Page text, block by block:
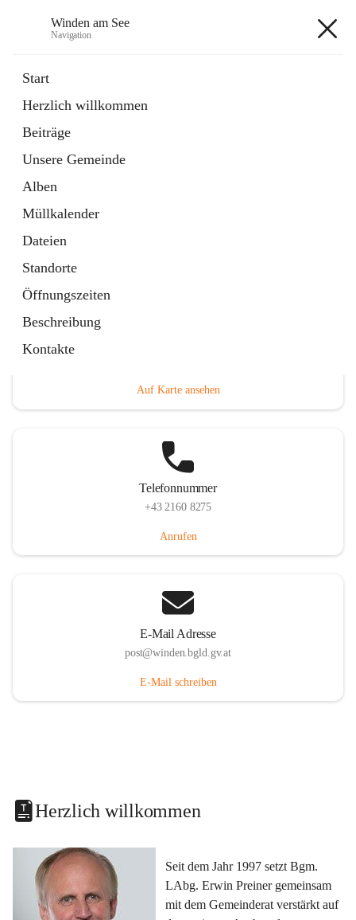
Winden am See
Navigation
Start
Herzlich willkommen
Beiträge
Unsere Gemeinde
Alben
Müllkalender
Dateien
Standorte
Öffnungszeiten
Beschreibung
Kontakte
Externe Webseite
in
Tab
Bebauungsplan
öffnet
in
neuem
Tab
Auf Karte ansehen
Telefonnummer
+43 2160 8275
Anrufen
E-Mail Adresse
post@winden.bgld.gv.at
E-Mail schreiben
Herzlich willkommen
Seit dem Jahr 1997 setzt Bgm.
LAbg. Erwin Preiner gemeinsam
mit dem Gemeinderat verstärkt auf